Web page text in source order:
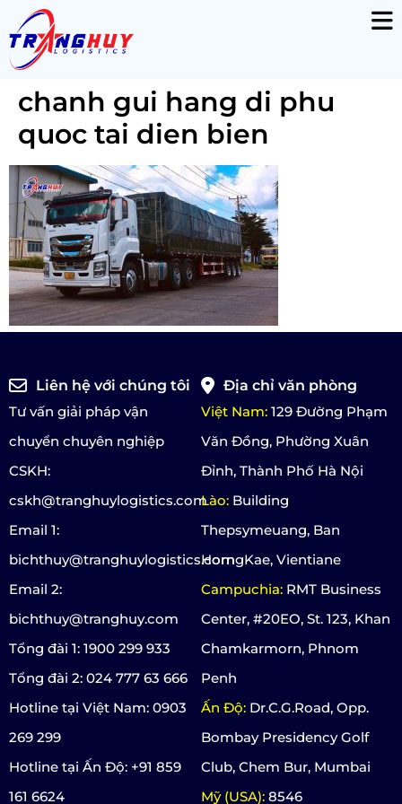
chanh gui hang di phu
quoc tai dien bien
Liên hệ với chúng tôi
Tư vấn giải pháp vận
chuyển chuyên nghiệp
CSKH:
cskh@tranghuylogistics.com
Email 1:
bichthuy@tranghuylogistics.com
Email 2:
bichthuy@tranghuy.com
Tổng đài 1: 1900 299 933
Tổng đài 2: 024 777 63 666
Hotline tại Việt Nam: 0903
269 299
Hotline tại Ấn Độ: +91 859
161 6624
Địa chỉ văn phòng
Việt Nam: 129 Đường Phạm
Văn Đồng, Phường Xuân
Đỉnh, Thành Phố Hà Nội
Lào: Building
Thepsymeuang, Ban
HorngKae, Vientiane
Campuchia: RMT Business
Center, #20EO, St. 123, Khan
Chamkarmorn, Phnom
Penh
Ấn Độ: Dr.C.G.Road, Opp.
Bombay Presidency Golf
Club, Chem Bur, Mumbai
Mỹ (USA): 8546